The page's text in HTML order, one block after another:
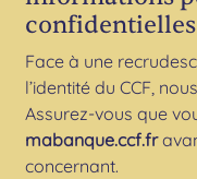
confidentielles
Face à une
l’identité du CCF,
Assurez-vous que
mabanque.ccf.fr
concernant.